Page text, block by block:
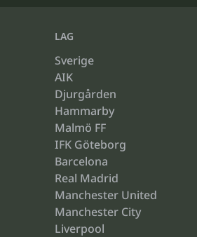
LAG
Sverige
AIK
Djurgården
Hammarby
Malmö FF
IFK Göteborg
Barcelona
Real Madrid
Manchester United
Manchester City
Liverpool